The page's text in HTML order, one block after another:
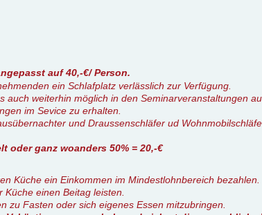
auf 40,-€/ Person.
ein Schlafplatz verlässlich zur Verfügung.
weiterhin möglich in den Seminarveranstaltungen
im Sevice zu erhalten.
und Draussenschläfer ud
oder ganz woanders 50% = 20,-€
Küche ein Einkommen im Mindestlohnbereich bezahlen.
einen Beitag leisten.
zu Fasten oder sich eigenes Essen mitzubringen.